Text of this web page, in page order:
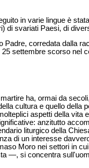
in varie lingue è
di svariati Paesi, di
Padre, corredata dalla
settembre scorso nel
ha, ormai da
cultura e quello
aspetti della vita
anzitutto
liturgico della
di un interesse
Moro nei settori in
—, si concentra